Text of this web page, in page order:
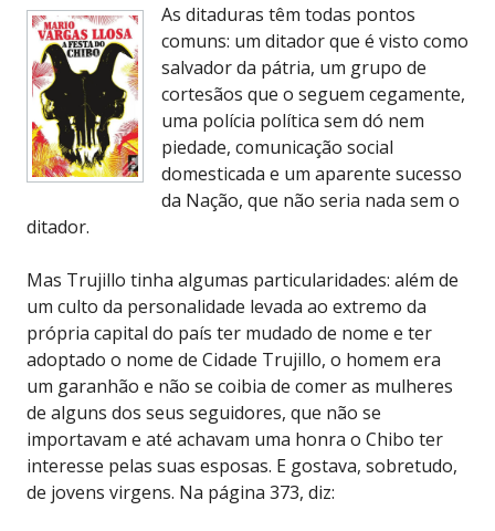
As ditaduras têm todas pontos
comuns: um ditador que é visto como
salvador da pátria, um grupo de
cortesãos que o seguem cegamente,
uma polícia política sem dó nem
piedade, comunicação social
domesticada e um aparente sucesso
da Nação, que não seria nada sem o
ditador.
Mas Trujillo tinha algumas particularidades: além de
um culto da personalidade levada ao extremo da
própria capital do país ter mudado de nome e ter
adoptado o nome de Cidade Trujillo, o homem era
um garanhão e não se coibia de comer as mulheres
de alguns dos seus seguidores, que não se
importavam e até achavam uma honra o Chibo ter
interesse pelas suas esposas. E gostava, sobretudo,
de jovens virgens. Na página 373, diz: